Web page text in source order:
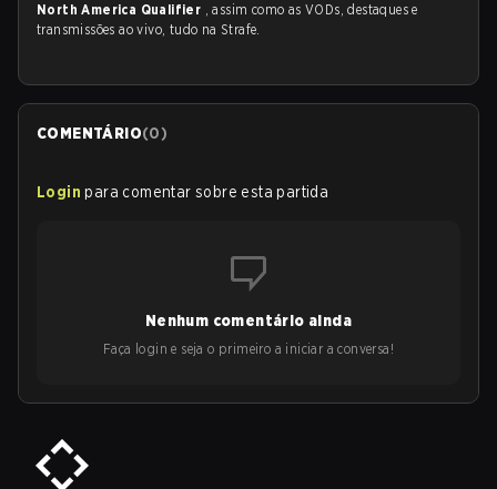
North America Qualifier , assim como as VODs, destaques e
transmissões ao vivo, tudo na Strafe.
COMENTÁRIO(0)
Login para comentar sobre esta partida
Nenhum comentário ainda
Faça login e seja o primeiro a iniciar a conversa!